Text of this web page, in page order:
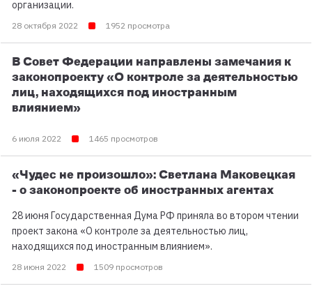
организации.
28 октября 2022 1952 просмотра
В Совет Федерации направлены замечания к
законопроекту «О контроле за деятельностью
лиц, находящихся под иностранным
влиянием»
6 июля 2022 1465 просмотров
«Чудес не произошло»: Светлана Маковецкая
- о законопроекте об иностранных агентах
28 июня Государственная Дума РФ приняла во втором чтении
проект закона «О контроле за деятельностью лиц,
находящихся под иностранным влиянием».
28 июня 2022 1509 просмотров